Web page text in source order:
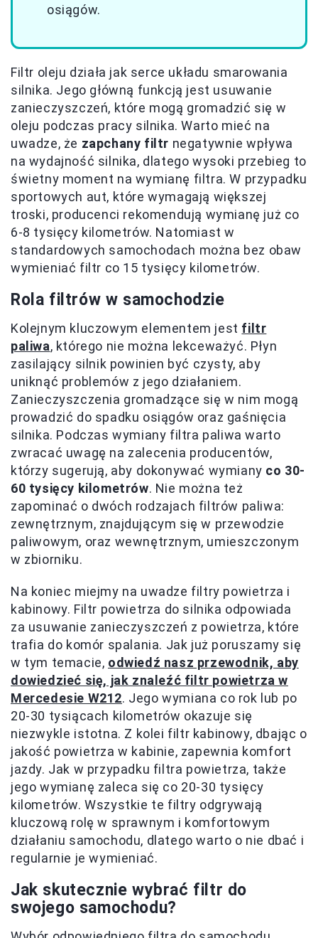
osiągów.
Filtr oleju działa jak serce układu smarowania
silnika. Jego główną funkcją jest usuwanie
zanieczyszczeń, które mogą gromadzić się w
oleju podczas pracy silnika. Warto mieć na
uwadze, że zapchany filtr negatywnie wpływa
na wydajność silnika, dlatego wysoki przebieg to
świetny moment na wymianę filtra. W przypadku
sportowych aut, które wymagają większej
troski, producenci rekomendują wymianę już co
6-8 tysięcy kilometrów. Natomiast w
standardowych samochodach można bez obaw
wymieniać filtr co 15 tysięcy kilometrów.
Rola filtrów w samochodzie
Kolejnym kluczowym elementem jest filtr
paliwa, którego nie można lekceważyć. Płyn
zasilający silnik powinien być czysty, aby
uniknąć problemów z jego działaniem.
Zanieczyszczenia gromadzące się w nim mogą
prowadzić do spadku osiągów oraz gaśnięcia
silnika. Podczas wymiany filtra paliwa warto
zwracać uwagę na zalecenia producentów,
którzy sugerują, aby dokonywać wymiany co 30-
60 tysięcy kilometrów. Nie można też
zapominać o dwóch rodzajach filtrów paliwa:
zewnętrznym, znajdującym się w przewodzie
paliwowym, oraz wewnętrznym, umieszczonym
w zbiorniku.
Na koniec miejmy na uwadze filtry powietrza i
kabinowy. Filtr powietrza do silnika odpowiada
za usuwanie zanieczyszczeń z powietrza, które
trafia do komór spalania. Jak już poruszamy się
w tym temacie, odwiedź nasz przewodnik, aby
dowiedzieć się, jak znaleźć filtr powietrza w
Mercedesie W212. Jego wymiana co rok lub po
20-30 tysiącach kilometrów okazuje się
niezwykle istotna. Z kolei filtr kabinowy, dbając o
jakość powietrza w kabinie, zapewnia komfort
jazdy. Jak w przypadku filtra powietrza, także
jego wymianę zaleca się co 20-30 tysięcy
kilometrów. Wszystkie te filtry odgrywają
kluczową rolę w sprawnym i komfortowym
działaniu samochodu, dlatego warto o nie dbać i
regularnie je wymieniać.
Jak skutecznie wybrać filtr do
swojego samochodu?